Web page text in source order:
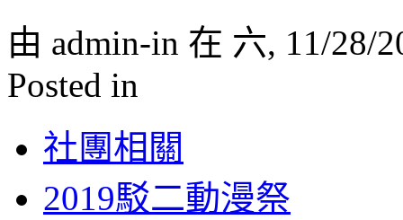
由 admin-in 在 六, 11/28/
Posted in
社團相關
2019駁二動漫祭